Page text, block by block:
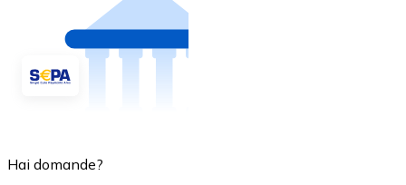
Hai domande?